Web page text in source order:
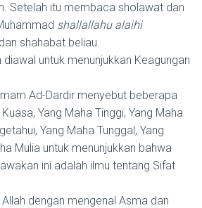
Setelah itu membaca sholawat dan
shallallahu alaihi
shahabat beliau.
untuk menunjukkan Keagungan
Ad-Dardir menyebut beberapa
Yang Maha Tinggi, Yang Maha
Yang Maha Tunggal, Yang
Mulia untuk menunjukkan bahwa
ini adalah ilmu tentang Sifat
dengan mengenal Asma dan